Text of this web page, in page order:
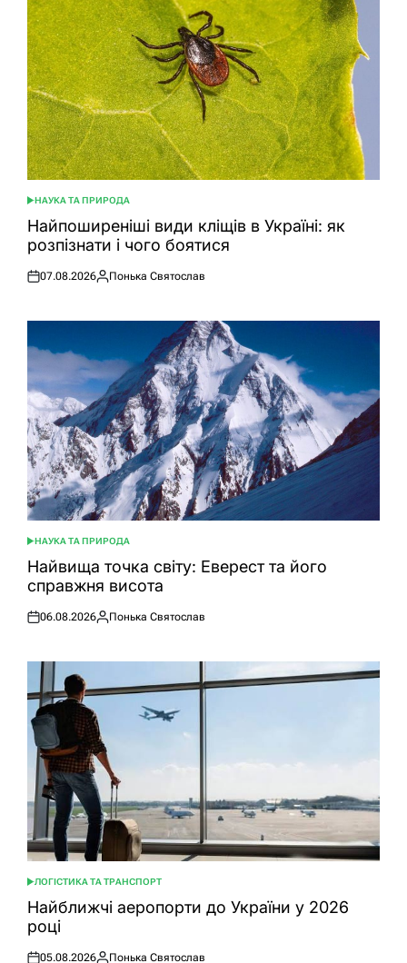
ОПУБЛІКУВАТИ
У
НАУКА ТА ПРИРОДА
Найпоширеніші види кліщів в Україні: як
розпізнати і чого боятися
Оприлюднено
07.08.2026
Опубліковано
Понька Святослав
ОПУБЛІКУВАТИ
У
НАУКА ТА ПРИРОДА
Найвища точка світу: Еверест та його
справжня висота
Оприлюднено
06.08.2026
Опубліковано
Понька Святослав
ОПУБЛІКУВАТИ
У
ЛОГІСТИКА ТА ТРАНСПОРТ
Найближчі аеропорти до України у 2026
році
05.08.2026 Понька Святослав